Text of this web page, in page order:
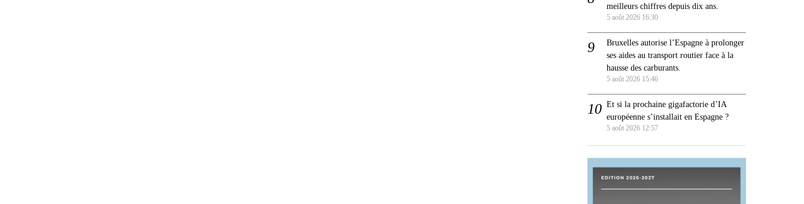
meilleurs chiffres depuis dix ans.
5 août 2026 16:30
Bruxelles autorise l’Espagne à prolonger
ses aides au transport routier face à la
hausse des carburants.
5 août 2026 15:46
Et si la prochaine gigafactorie d’IA
européenne s’installait en Espagne ?
5 août 2026 12:57